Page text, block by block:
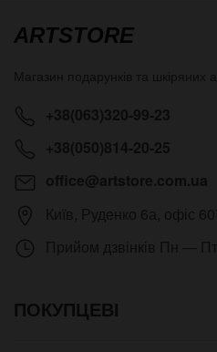
ARTSTORE
ПОКУПЦЕВІ